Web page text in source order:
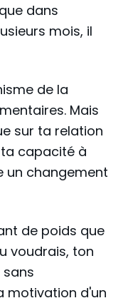
dans
mois, il
de la
Mais
sur ta relation
ta capacité à
un changement
de poids que
voudrais, ton
sans
motivation d'un